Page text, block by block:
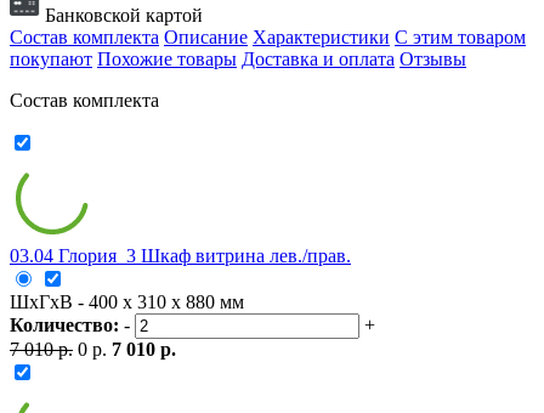
Банковской картой
Состав комплекта Описание Характеристики С этим товаром
покупают Похожие товары Доставка и оплата Отзывы
Состав комплекта
03.04 Глория_3 Шкаф витрина лев./прав.
ШxГxВ - 400 x 310 x 880 мм
Количество: -
+
7 010 р. 0 р. 7 010 р.